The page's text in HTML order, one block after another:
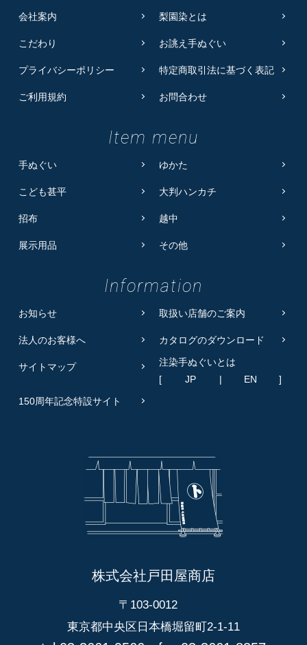
会社案内 梨園染とは
こだわり お誂え手ぬぐい
プライバシーポリシー 特定商取引法に基づく表記
ご利用規約 お問合わせ
Item menu
手ぬぐい ゆかた
こども甚平 大判ハンカチ
招布 越中
展示用品 その他
Information
お知らせ 取扱い店舗のご案内
法人のお客様へ カタログのダウンロード
サイトマップ
注染手ぬぐいとは
[
JP | EN
]
150周年記念特設サイト
株式会社戸田屋商店
〒103-0012
東京都中央区日本橋堀留町2-1-11